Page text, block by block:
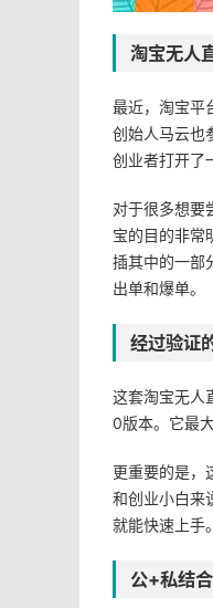
淘宝无人
最近，淘宝平
创始人马云也
创业者打开了
对于很多想要
宝的目的非常
插其中的一部
出单和爆单。
经过验证
这套淘宝无人
0版本。它最
更重要的是，
和创业小白来
就能快速上手。
公+私结